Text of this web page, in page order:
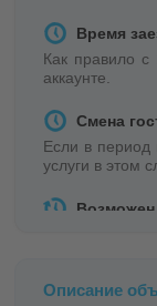
Время
Как правило с
аккаунте.
Смена
Если в период
услуги в этом
Ключи +
Описание